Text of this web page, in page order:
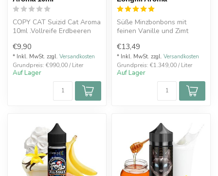
COPY CAT Suizid Cat Aroma
10ml .Vollreife Erdbeeren
Vanille...
€9,90
* Inkl. MwSt. zzgl. Versandkosten
Grundpreis: €990,00 / Liter
Auf Lager
Süße Minzbonbons mit
feinen Vanille und Zimt
einem erfrisc...
€13,49
* Inkl. MwSt. zzgl. Versandkosten
Grundpreis: €1.349,00 / Liter
Auf Lager